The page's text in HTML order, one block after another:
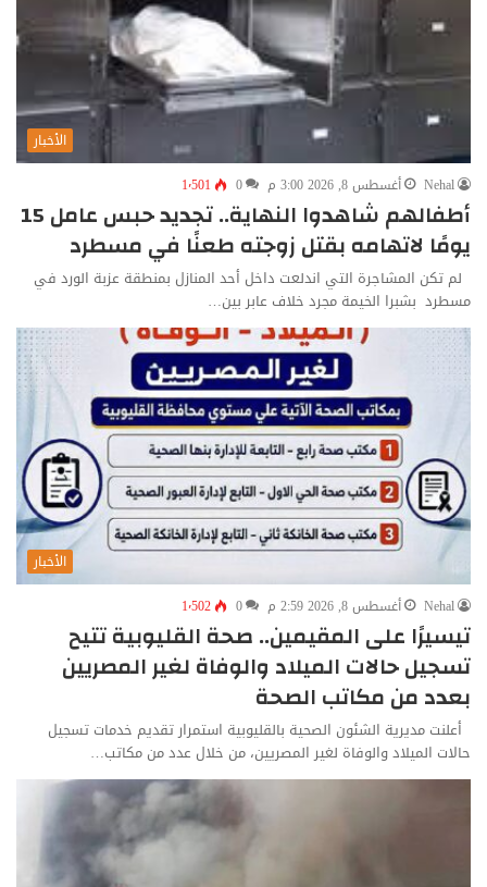
الأخبار
Nehal
أغسطس 8, 2026 3:00 م 0 1٬501
أطفالهم شاهدوا النهاية.. تجديد حبس عامل 15
يومًا لاتهامه بقتل زوجته طعنًا في مسطرد
لم تكن المشاجرة التي اندلعت داخل أحد المنازل بمنطقة عزبة الورد في
مسطرد بشبرا الخيمة مجرد خلاف عابر بين…
الأخبار
Nehal
أغسطس 8, 2026 2:59 م 0 1٬502
تيسيرًا على المقيمين.. صحة القليوبية تتيح
تسجيل حالات الميلاد والوفاة لغير المصريين
بعدد من مكاتب الصحة
أعلنت مديرية الشئون الصحية بالقليوبية استمرار تقديم خدمات تسجيل
حالات الميلاد والوفاة لغير المصريين، من خلال عدد من مكاتب…